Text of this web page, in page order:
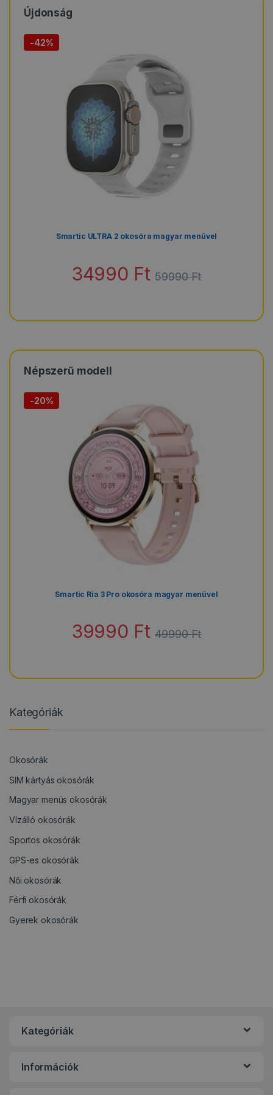
Újdonság
-42%
Smartic ULTRA 2 okosóra magyar menüvel
34990 Ft 59990Ft
Népszerű modell
-20%
Smartic Ria 3 Pro okosóra magyar menüvel
39990 Ft 49990Ft
Kategóriák
Okosórák
SIM kártyás okosórák
Magyar menüs okosórák
Vízálló okosórák
Sportos okosórák
GPS-es okosórák
Női okosórák
Férfi okosórák
Gyerek okosórák
Kategóriák
Információk